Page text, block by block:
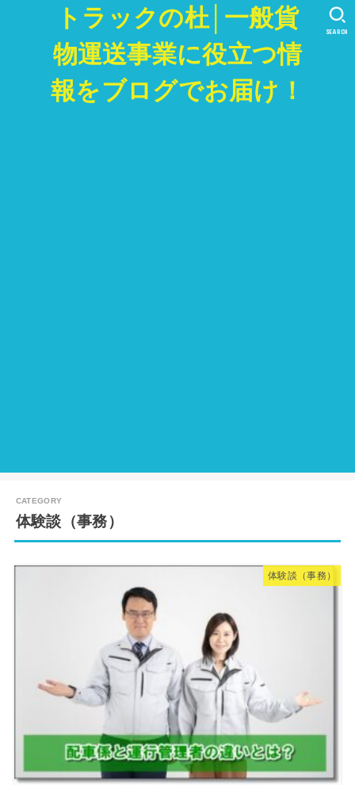
トラックの杜│一般貨
物運送事業に役立つ情
報をブログでお届け！
SEARCH
体験談（事務）
体験談（事務）